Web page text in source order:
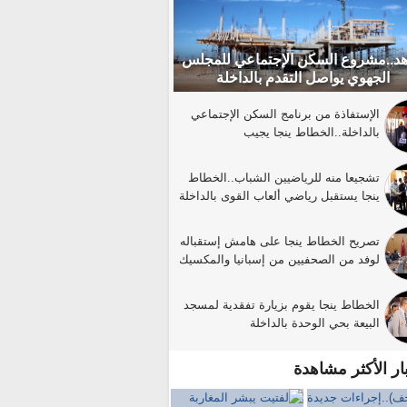
السكن الإجتماعي للمجلس
الجهوي يواصل التقدم بالداخلة
الإستفاذة من برنامج السكن الإجتماعي
بالداخلة..الخطاط ينجا يجيب
تشجيعا منه للرياضيين الشباب..الخطاط
ينجا يستقبل رياضي ألعاب القوى بالداخلة
تصريح الخطاط ينجا على هامش إستقباله
لوفد من الصحفيين من إسبانيا والمكسيك
الخطاط ينجا يقوم بزيارة تفقدية لمسجد
البيعة بحي الوحدة بالداخلة
الأكثر مشاهدة